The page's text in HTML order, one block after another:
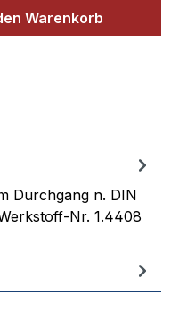
Warenkorb
Durchgang n. DIN
Nr. 1.4408